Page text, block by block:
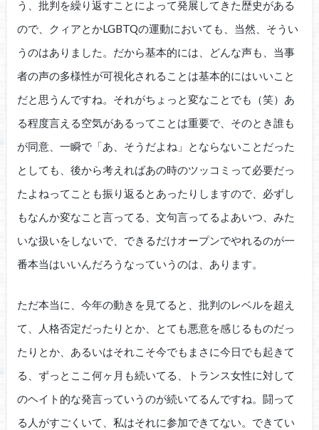
う、批判を繰り返すことによって発展してきた歴史がある
ので、クィアとかLGBTQの運動においても、当然、そうい
うのはありました。だから基本的には、どんな声も、当事
者の声の多様性が可視化されることは基本的にはいいこと
だと思うんですね。それがちょっと変なことでも（笑）あ
る程度言える空気があるってことは重要で、そのとき誰も
が同意、一瞬で「あ、そうだよね」とならないことだった
としても、後から考えればあの時のツッコミって必要だっ
たよねってことも振り返るとあったりしますので、必ずし
もなんか変なこと言ってる、文句言ってるよあいつ、みた
いな扱いをしないで、できるだけオープンでやれるのが一
番本当はいいんだろうなっていうのは、あります。
ただ本当に、今年の動きを見てると、批判のレベルを超え
て、人格否定だったりとか、とても悪意を感じるものだっ
たりとか、あるいはそれこそ今でもまさに今日でも起きて
る、ずっとここ何ヶ月も続いてる、トランス女性に対して
のヘイト的な発言っていうのが続いてるんですね。闘って
る人がすごくいて、私はそれに参加できてない。できてい